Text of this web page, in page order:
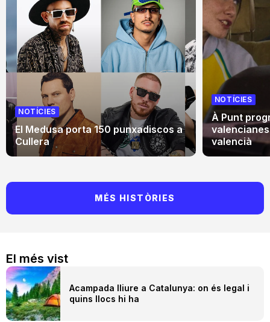
El més vist
Acampada lliure a Catalunya: on és legal i
quins llocs hi ha
NOTÍCIES
El Medusa porta 150 punxadiscos a
Cullera
NOTÍCIES
À Punt
valencià
MÉS HISTÒRIES